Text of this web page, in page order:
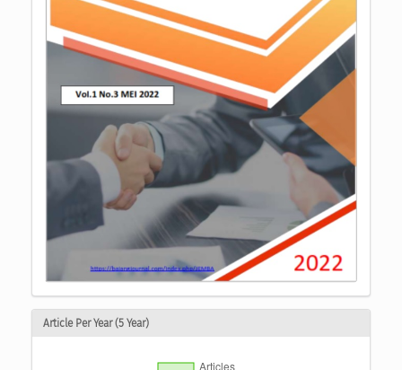
Article Per Year (5 Year)